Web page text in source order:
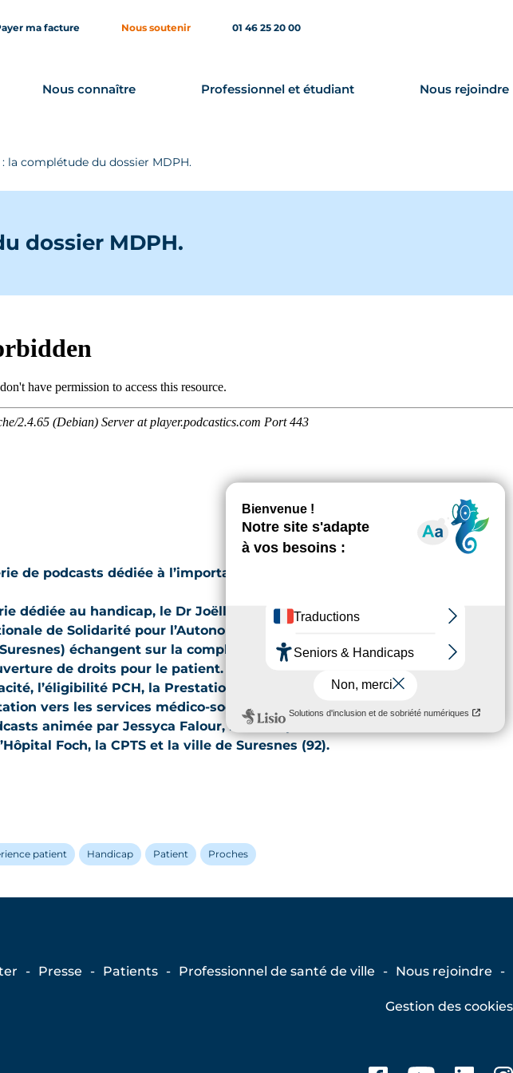
ma facture Nous soutenir 01 46 25 20 00
Nous connaître Professionnel et étudiant Nous rejoindre
la complétude du dossier MDPH.
dossier MDPH.
de podcasts dédiée à l’importance de la
dédiée au handicap, le Dr Joëlle Abulius, médecin
de Solidarité pour l’Autonomie) et le Dr Vincent
échangent sur la complétude du dossier
de droits pour le patient.
l’éligibilité PCH, la Prestation de Compensation du
vers les services médico-sociaux, etc.
animée par Jessyca Falour, réalisée par La santé
Foch, la CPTS et la ville de Suresnes (92).
patient Handicap Patient Proches
Presse Patients Professionnel de santé de ville Nous rejoindre
Gestion des cookies